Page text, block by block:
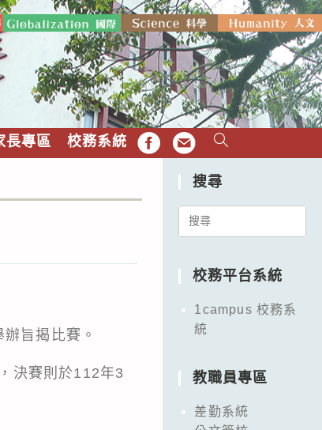
長專區 校務系統 FB EMAIL
旨揭比賽。
決賽則於112年3
搜尋
Search
校務平台系統
1campus 校務系
統
教職員專區
差勤系統